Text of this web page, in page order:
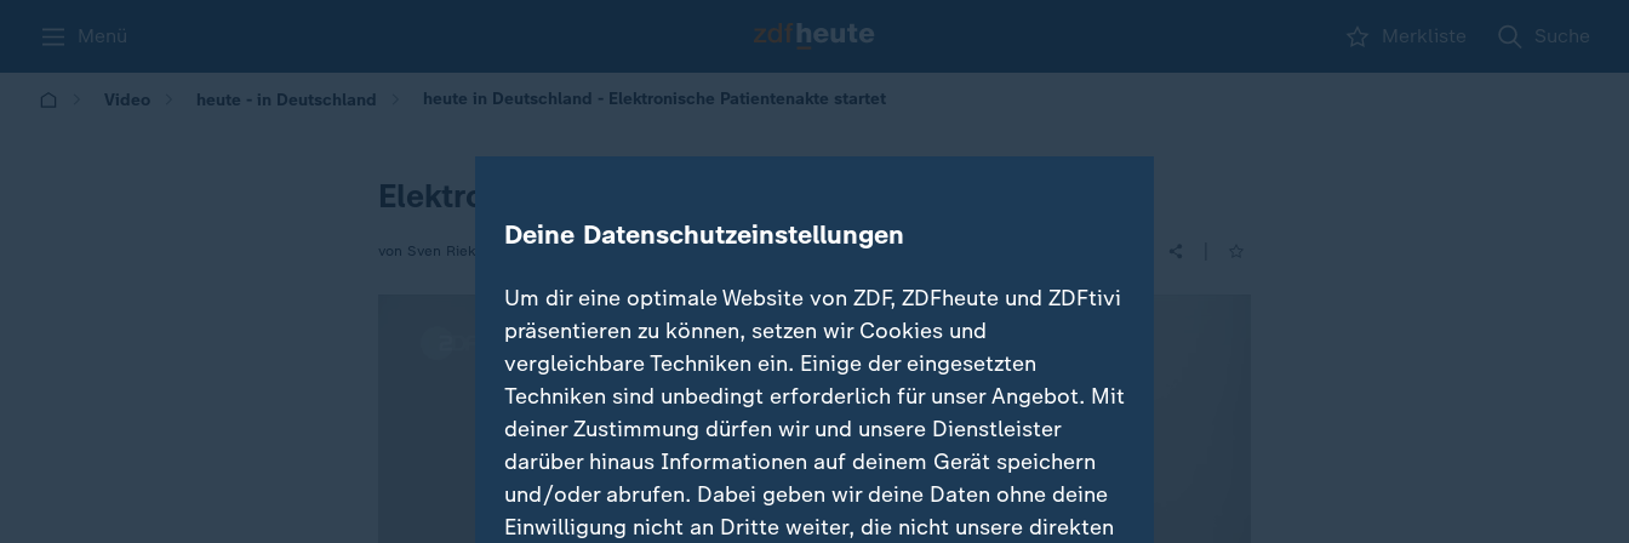
Menü Merkliste Suche
Video heute - in Deutschland heute in Deutschland - Elektronische Patientenakte startet
Elektronische Patientenakte startet
von Sven Rieken Deine Datenschutzeinstellungen
Um dir eine optimale Website von ZDF, ZDFheute und ZDFtivi
präsentieren zu können, setzen wir Cookies und
vergleichbare Techniken ein. Einige der eingesetzten
Techniken sind unbedingt erforderlich für unser Angebot. Mit
deiner Zustimmung dürfen wir und unsere Dienstleister
darüber hinaus Informationen auf deinem Gerät speichern
und/oder abrufen. Dabei geben wir deine Daten ohne deine
Einwilligung nicht an Dritte weiter, die nicht unsere direkten